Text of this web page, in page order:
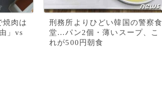
焼肉は
」vs
刑務所よりひどい韓国の警察食
堂…パン2個・薄いスープ、こ
れが500円朝食